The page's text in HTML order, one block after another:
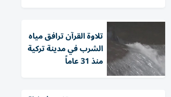
تلاوة القرآن ترافق مياه
الشرب في مدينة تركية
منذ 31 عاماً